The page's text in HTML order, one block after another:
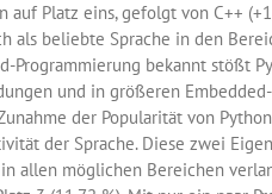
Platz eins, gefolgt von C++
als beliebte Sprache in den
Programmierung bekannt stößt
und in größeren
der Popularität von
der Sprache. Diese zwei
allen möglichen Bereichen